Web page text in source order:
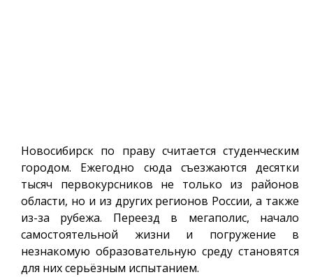
Новосибирск по праву считается студенческим
городом. Ежегодно сюда съезжаются десятки
тысяч первокурсников не только из районов
области, но и из других регионов России, а также
из-за рубежа. Переезд в мегаполис, начало
самостоятельной жизни и погружение в
незнакомую образовательную среду становятся
для них серьёзным испытанием.